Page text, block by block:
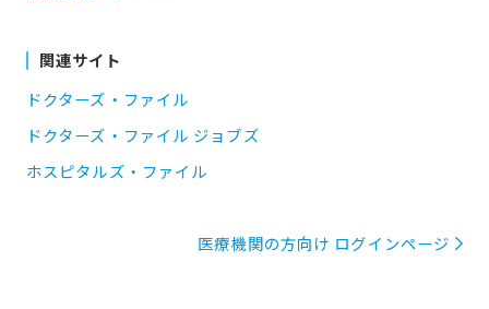
関連サイト
ドクターズ・ファイル
ドクターズ・ファイル ジョブズ
ホスピタルズ・ファイル
医療機関の方向け ログインページ